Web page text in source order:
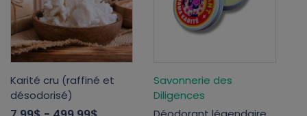
Karité cru (raffiné et
désodorisé)
Savonnerie des
Diligences